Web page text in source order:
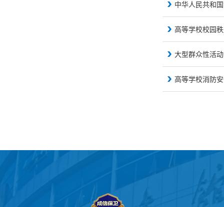
中华人民共和
高等学校校园
大型群众性活
高等学校消防